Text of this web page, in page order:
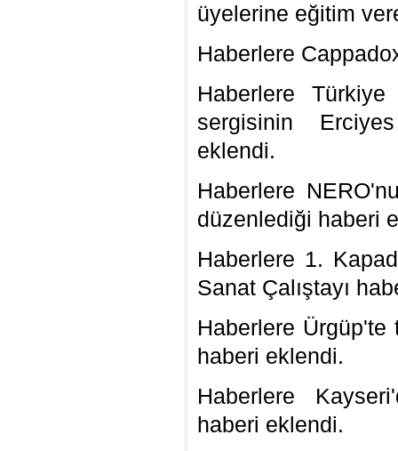
üyelerine eğitim
Haberlere
Haberlere
sergisinin
eklendi.
Haberlere
düzenlediği haberi
Haberlere 1.
Sanat Çalıştayı
Haberlere Ürgüp'te
haberi eklendi.
Haberlere
haberi eklendi.